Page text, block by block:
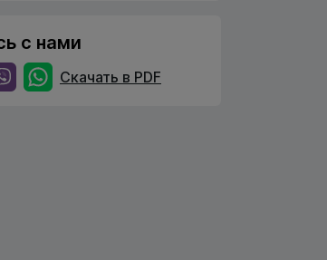
с нами
Скачать в PDF